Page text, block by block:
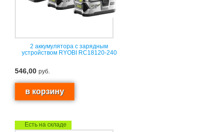
2 аккумулятора с зарядным
устройством RYOBI RC18120-240
546,00 руб.
Есть на складе